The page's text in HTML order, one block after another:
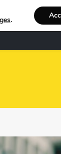
Bienvenue
.